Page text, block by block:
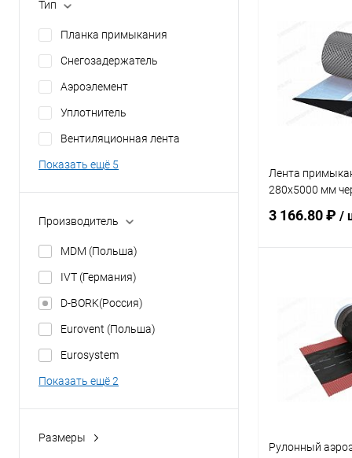
Тип
Планка примыкания
Снегозадержатель
Аэроэлемент
Уплотнитель
Вентиляционная лента
Показать ещё 5
Производитель
MDM (Польша)
IVT (Германия)
D-BORK(Россия)
Eurovent (Польша)
Eurosystem
Показать ещё 2
Размеры
Купить в 1
В избранное
Лента
280х5000 мм
3 166.80 ₽ /
Купить в 1 клик
В избранное
Рулонный